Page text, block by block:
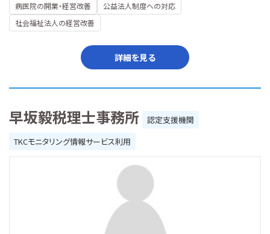
病医院の開業・経営改善
公益法人制度への対応
社会福祉法人の経営改善
詳細を見る
早坂毅税理士事務所
認定支援機関
TKCモニタリング情報サービス利用